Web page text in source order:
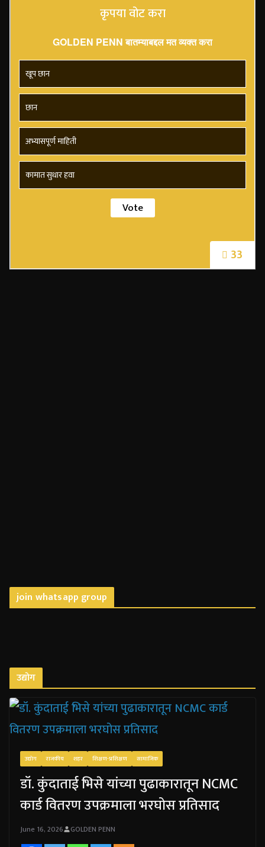
33
कृपया वोट करा
GOLDEN PENN बातम्याबद्दल मत व्यक्त करा
खूप छान
छान
अभ्यासपूर्ण माहिती
कामात सुधार हवा
join whatsapp group
उद्योग
उद्योग राजकीय शहर शिक्षण-प्रशिक्षण सामाजिक
डॉ. कुंदाताई भिसे यांच्या पुढाकारातून NCMC
कार्ड वितरण उपक्रमाला भरघोस प्रतिसाद
June 16, 2026 GOLDEN PENN